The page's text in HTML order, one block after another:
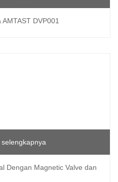
DVP001
selengkapnya
Dengan Magnetic Valve dan